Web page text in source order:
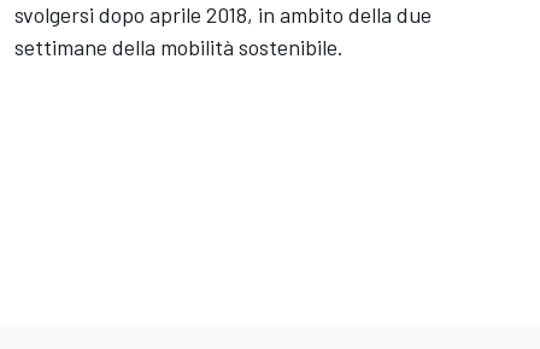
svolgersi dopo aprile 2018, in ambito della due
settimane della mobilità sostenibile.